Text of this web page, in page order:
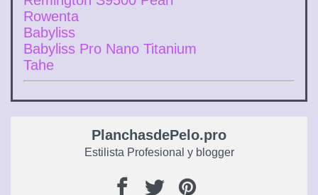
Rowenta
Babyliss
Babyliss Pro Nano Titanium
Tahe
PlanchasdePelo.pro
Estilista Profesional y blogger